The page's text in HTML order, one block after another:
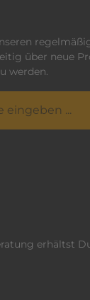
über neue
werden.
erhältst